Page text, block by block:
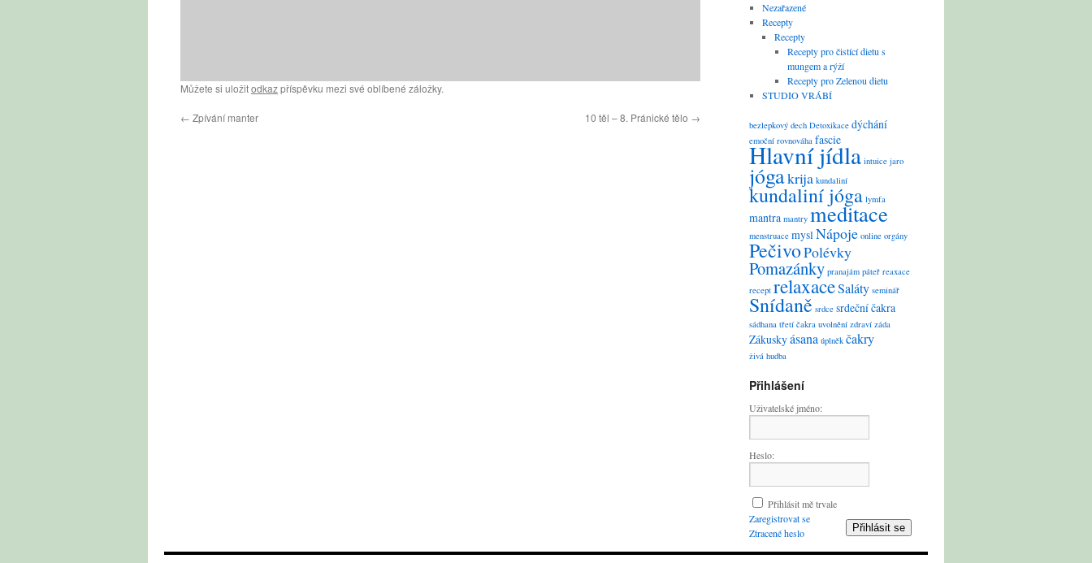
Můžete si uložitodkazpříspěvku mezi své oblíbené záložky.
← Zpívání manter 10 těl – 8. Pránické tělo →
Nezařazené
Recepty
Recepty
Recepty pro čistící dietu s
mungem a rýží
Recepty pro Zelenou dietu
STUDIO VRÁBÍ
bezlepkový dech Detoxikace dýchání
emoční rovnováha fascie
Hlavní jídla intuice jaro
jógakrija kundaliní
kundaliní jóga lymfa
mantra mantry meditace
menstruace myslNápoje online orgány
PečivoPolévky
Pomazánky pranajám páteř reaxace
recept relaxaceSaláty seminář
Snídaně srdce srdeční čakra
sádhana třetí čakra uvolnění zdraví záda
Zákuskyásana úplněk čakry
živá hudba
Přihlášení
Uživatelské jméno:
Heslo:
Přihlásit mě trvale
Přihlásit se
Zaregistrovat se
Ztracené heslo